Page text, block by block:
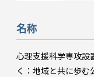
名称
心理支援科学専攻設
く：地域と共に歩む